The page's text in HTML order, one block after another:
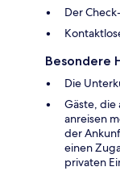
Der
Besondere
Die
Gäste, die
anreisen
der
einen
privaten